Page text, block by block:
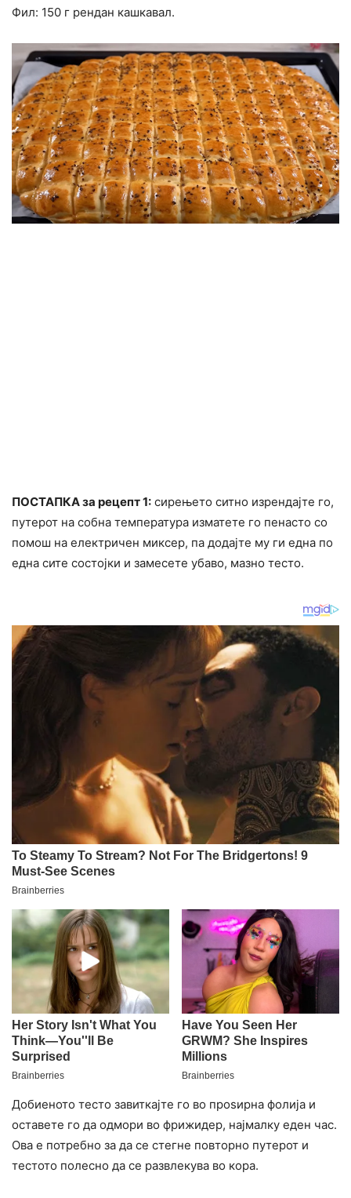
Фил: 150 г рендан кашкавал.
ПОСТАПКА за рецепт 1: сирењето ситно изрендајте го,
путерот на собна температура изматете го пенасто со
помош на електричен миксер, па додајте му ги една по
една сите состојки и замесете убаво, мазно тесто.
Добиеното тесто завиткајте го во проѕирна фолија и
оставете го да одмори во фрижидер, најмалку еден час.
Ова е потребно за да се стегне повторно путерот и
тестото полесно да се развлекува во кора.